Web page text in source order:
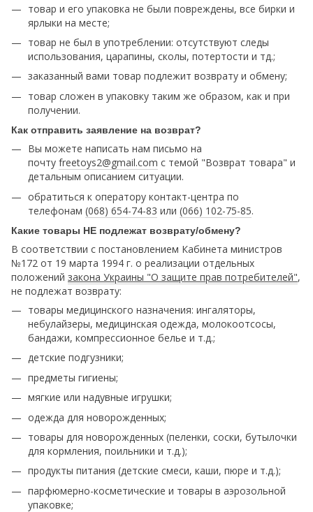
товар и его упаковка не были повреждены, все бирки и
ярлыки на месте;
товар не был в употреблении: отсутствуют следы
использования, царапины, сколы, потертости и тд.;
заказанный вами товар подлежит возврату и обмену;
товар сложен в упаковку таким же образом, как и при
получении.
Как отправить заявление на возврат?
Вы можете написать нам письмо на
почту freetoys2@gmail.com c темой "Возврат товара" и
детальным описанием ситуации.
обратиться к оператору контакт-центра по
телефонам (068) 654-74-83 или (066) 102-75-85.
Какие товары НЕ подлежат возврату/обмену?
В соответствии с постановлением Кабинета министров
№172 от 19 марта 1994 г. о реализации отдельных
положений закона Украины "О защите прав потребителей",
не подлежат возврату:
товары медицинского назначения: ингаляторы,
небулайзеры, медицинская одежда, молокоотсосы,
бандажи, компрессионное белье и т.д.;
детские подгузники;
предметы гигиены;
мягкие или надувные игрушки;
одежда для новорожденных;
товары для новорожденных (пеленки, соски, бутылочки
для кормления, поильники и т.д.);
продукты питания (детские смеси, каши, пюре и т.д.);
парфюмерно-косметические и товары в аэрозольной
упаковке;